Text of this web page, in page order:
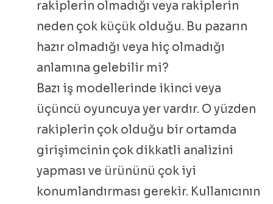
rakiplerin olmadığı veya rakiplerin
neden çok küçük olduğu. Bu pazarın
hazır olmadığı veya hiç olmadığı
anlamına gelebilir mi?
Bazı iş modellerinde ikinci veya
üçüncü oyuncuya yer vardır. O yüzden
rakiplerin çok olduğu bir ortamda
girişimcinin çok dikkatli analizini
yapması ve ürününü çok iyi
konumlandırması gerekir. Kullanıcının